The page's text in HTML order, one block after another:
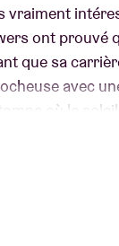
vraiment
ont prouvé
que sa
avec
où le soleil
de faire